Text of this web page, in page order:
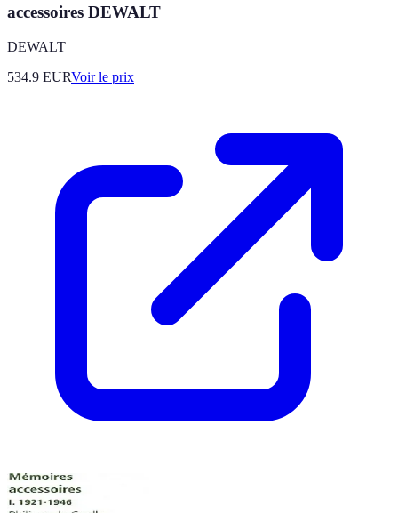
accessoires DEWALT
DEWALT
534.9 EURVoir le prix